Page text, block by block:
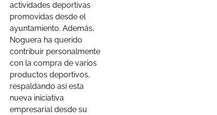
actividades deportivas
promovidas desde el
ayuntamiento. Además,
Noguera ha querido
contribuir personalmente
con la compra de varios
productos deportivos,
respaldando así esta
nueva iniciativa
empresarial desde su